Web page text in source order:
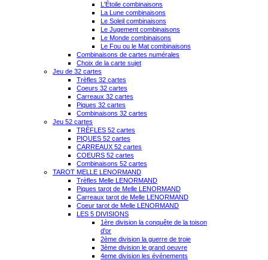
L'Étoile combinaisons
La Lune combinaisons
Le Soleil combinaisons
Le Jugement combinaisons
Le Monde combinaisons
Le Fou ou le Mat combinaisons
Combinaisons de cartes numérales
Choix de la carte sujet
Jeu de 32 cartes
Trèfles 32 cartes
Coeurs 32 cartes
Carreaux 32 cartes
Piques 32 cartes
Combinaisons 32 cartes
Jeu 52 cartes
TRÈFLES 52 cartes
PIQUES 52 cartes
CARREAUX 52 cartes
COEURS 52 cartes
Combinaisons 52 cartes
TAROT MELLE LENORMAND
Trèfles Melle LENORMAND
Piques tarot de Melle LENORMAND
Carreaux tarot de Melle LENORMAND
Coeur tarot de Melle LENORMAND
LES 5 DIVISIONS
1ère division la conquête de la toison
d'or
2ème division la guerre de troie
3ème division le grand oeuvre
4eme division les événements